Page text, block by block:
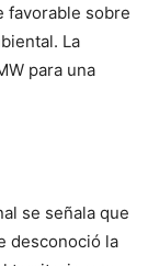
favorable sobre
La
para una
se señala que
desconoció la